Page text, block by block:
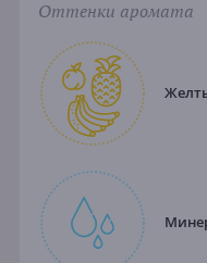
Оттенки аромата